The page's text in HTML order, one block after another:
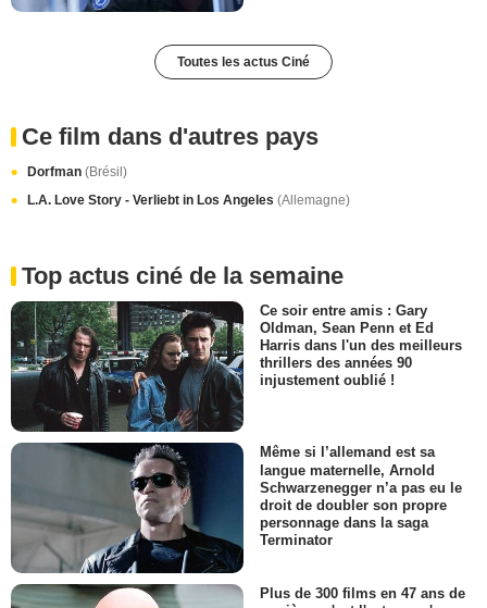
Toutes les actus Ciné
Ce film dans d'autres pays
Dorfman (Brésil)
L.A. Love Story - Verliebt in Los Angeles (Allemagne)
Top actus ciné de la semaine
Ce soir entre amis : Gary
Oldman, Sean Penn et Ed
Harris dans l'un des meilleurs
thrillers des années 90
injustement oublié !
Même si l’allemand est sa
langue maternelle, Arnold
Schwarzenegger n’a pas eu le
droit de doubler son propre
personnage dans la saga
Terminator
Plus de 300 films en 47 ans de